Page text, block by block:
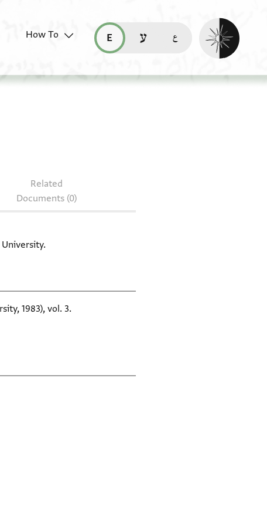
How To
read this page in English (en)
קריאת העמוד ב-עברית (he)
Enable dark
Related
Documents (0)
1983), vol. 3.